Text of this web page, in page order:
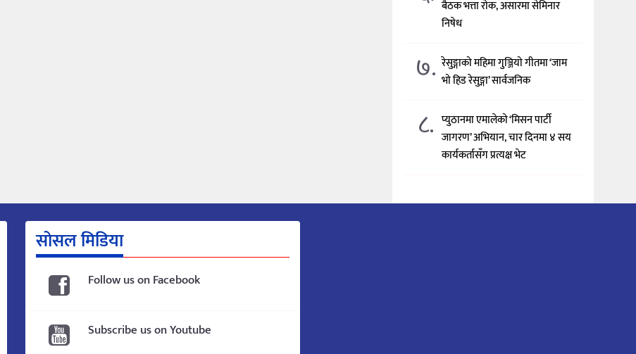
बैठक भत्ता रोक, असारमा सेमिनार
निषेध
७. रेसुङ्गाको महिमा गुञ्जियो गीतमा ‘जाम
भो हिड रेसुङ्गा’ सार्वजनिक
८. प्युठानमा एमालेको ‘मिसन पार्टी
जागरण’ अभियान, चार दिनमा ४ सय
कार्यकर्तासँग प्रत्यक्ष भेट
सोसल मिडिया
Follow us on Facebook
Subscribe us on Youtube